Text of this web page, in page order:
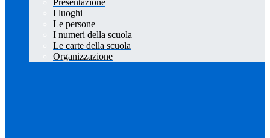
Presentazione
I luoghi
Le persone
I numeri della scuola
Le carte della scuola
Organizzazione